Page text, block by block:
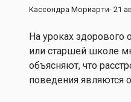
Кассондра Мориарти- 21
На уроках здорового
или старшей школе
объясняют, что
поведения являются